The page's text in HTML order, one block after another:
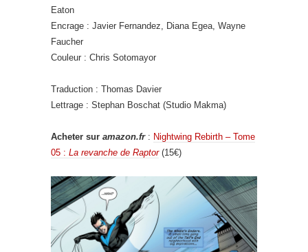
Eaton
Encrage : Javier Fernandez, Diana Egea, Wayne
Faucher
Couleur : Chris Sotomayor
Traduction : Thomas Davier
Lettrage : Stephan Boschat (Studio Makma)
Acheter sur amazon.fr: Nightwing Rebirth – Tome
05 : La revanche de Raptor(15€)